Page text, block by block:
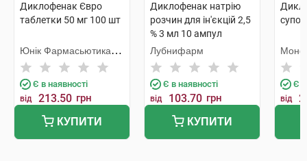
Диклофенак Євро
таблетки 50 мг 100 шт
Юнік Фармасьютикал
Лабораторіз
Є в наявності
від 213.50 грн
КУПИТИ
Диклофенак натрію
розчин для ін'єкцій 2,5
% 3 мл 10 ампул
Лубнифарм
Є в наявності
від 103.70 грн
КУПИТИ
Є в
від